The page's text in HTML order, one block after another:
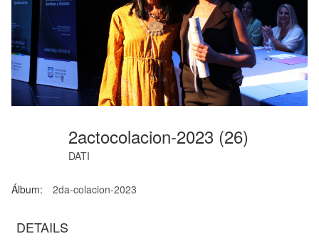
2actocolacion-2023 (26)
DATI
Álbum: 2da-colacion-2023
DETAILS